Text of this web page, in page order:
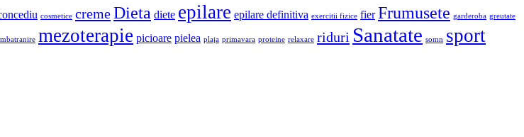
cosmetice cremeDieta diete epilare epilare definitiva exercitii fizice fier Frumusete garderoba greutate
mezoterapie picioare pielea plaja primavara proteine relaxare riduri Sanatate somn sport